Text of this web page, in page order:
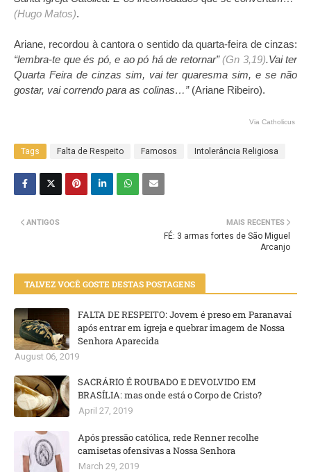
(Hugo Matos).
Ariane, recordou à cantora o sentido da quarta-feira de cinzas:
“lembra-te que és pó, e ao pó há de retornar”(Gn 3,19).Vai ter
Quarta Feira de cinzas sim, vai ter quaresma sim, e se não
gostar, vai correndo para as colinas…”(Ariane Ribeiro).
Via Catholicus
Tags Falta de Respeito Famosos Intolerância Religiosa
MAIS RECENTES
FÉ: 3 armas fortes de São Miguel
Arcanjo
ANTIGOS
TALVEZ VOCÊ GOSTE DESTAS POSTAGENS
FALTA DE RESPEITO: Jovem é preso em Paranavaí
após entrar em igreja e quebrar imagem de Nossa
Senhora Aparecida
August 06, 2019
SACRÁRIO É ROUBADO E DEVOLVIDO EM
BRASÍLIA: mas onde está o Corpo de Cristo?
April 27, 2019
Após pressão católica, rede Renner recolhe
camisetas ofensivas a Nossa Senhora
March 29, 2019